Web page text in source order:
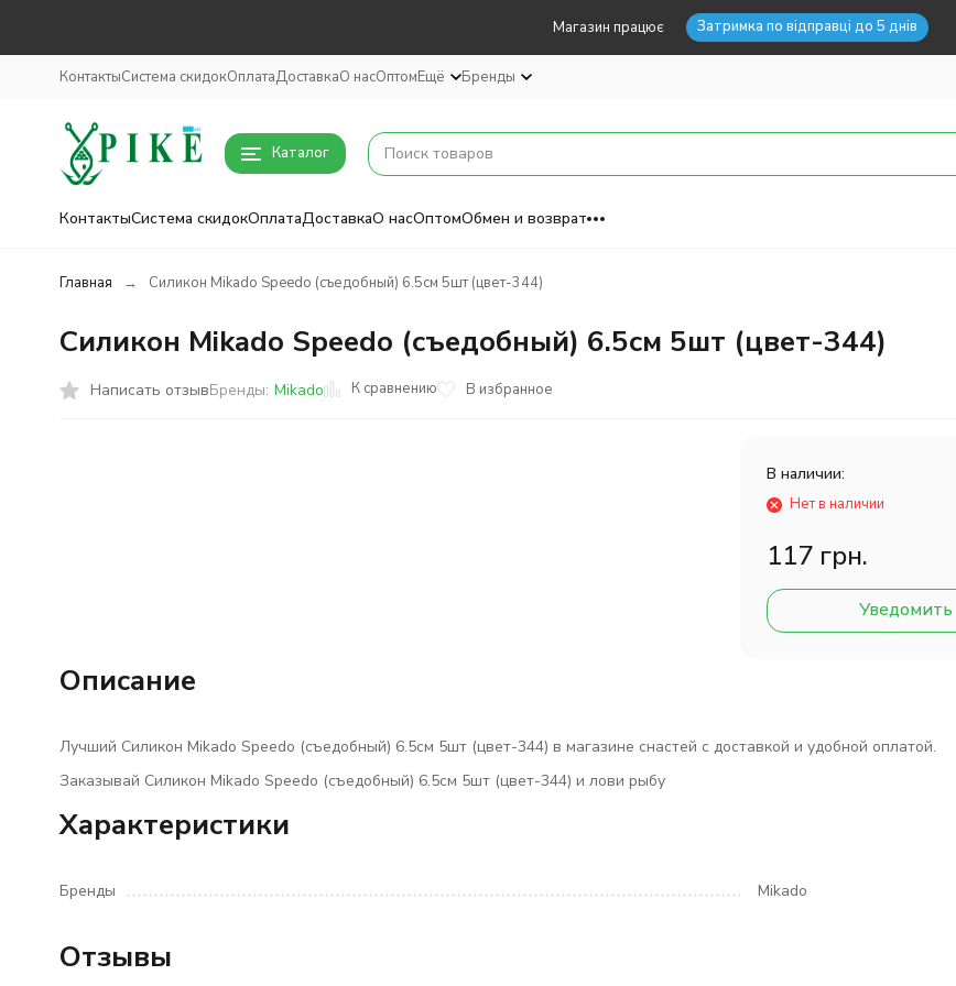
Магазин працює Затримка по відправці до 5 днів
КонтактыСистема скидокОплатаДоставкаО насОптомЕщё Бренды
Каталог
КонтактыСистема скидокОплатаДоставкаО насОптомОбмен и возврат
Главная Силикон Mikado Speedo (съедобный) 6.5см 5шт (цвет-344)
Силикон Mikado Speedo (съедобный) 6.5см 5шт (цвет-344)
Написать отзывБренды: Mikado К сравнению В избранное
В наличии:
Нет в наличии
117 грн.
Уведомить
Описание
Лучший Силикон Mikado Speedo (съедобный) 6.5см 5шт (цвет-344) в магазине снастей с доставкой и удобной оплатой.
Заказывай Силикон Mikado Speedo (съедобный) 6.5см 5шт (цвет-344) и лови рыбу
Характеристики
Бренды Mikado
Отзывы